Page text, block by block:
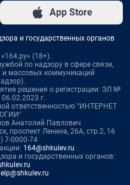
App Store
и государственных органов
(18+).
по надзору в сфере связи,
массовых коммуникаций
решения о регистрации: ЭЛ №
г.
ответственностью "ИНТЕРНЕТ
Анатолий Павлович
проспект Ленина, 26А, стр.2, 16
7-0000-74
164@shkulev.ru
и государственных органов: